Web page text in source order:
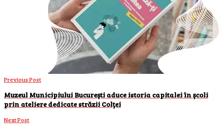
Previous Post
Muzeul Municipiului Bucureşti aduce istoria capitalei în şcoli
prin ateliere dedicate străzii Colţei
Next Post